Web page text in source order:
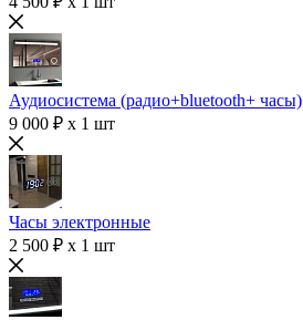
Аудиосистема (радио+bluetooth+ часы)
9 000 ₽ x 1 шт
Часы электронные
2 500 ₽ x 1 шт